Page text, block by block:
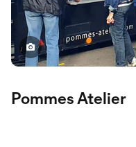
Pommes Atelier